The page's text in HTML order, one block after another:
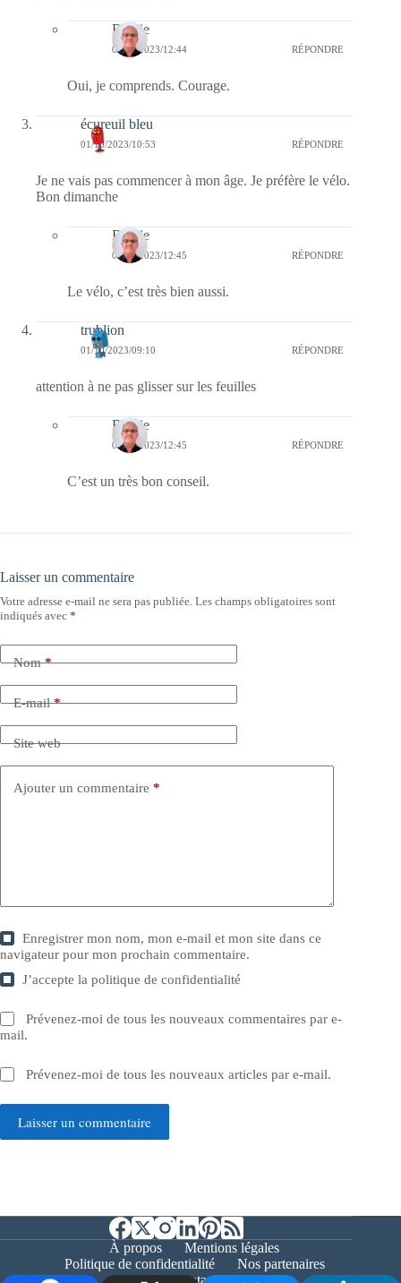
Bernie
01/10/2023/12:44 RÉPONDRE
Oui, je comprends. Courage.
écureuil bleu
01/10/2023/10:53 RÉPONDRE
Je ne vais pas commencer à mon âge. Je préfère le vélo.
Bon dimanche
Bernie
01/10/2023/12:45 RÉPONDRE
Le vélo, c’est très bien aussi.
trublion
01/10/2023/09:10 RÉPONDRE
attention à ne pas glisser sur les feuilles
Bernie
01/10/2023/12:45 RÉPONDRE
C’est un très bon conseil.
Laisser un commentaire
Votre adresse e-mail ne sera pas publiée. Les champs obligatoires sont
indiqués avec *
Nom*
E-mail*
Site web
Ajouter un commentaire *
Enregistrer mon nom, mon e-mail et mon site dans ce
navigateur pour mon prochain commentaire.
J’accepte lapolitique de confidentialité
Prévenez-moi de tous les nouveaux commentaires par e-
mail.
Prévenez-moi de tous les nouveaux articles par e-mail.
Laisser un commentaire
À propos
Mentions légales
Politique de confidentialité
Nos partenaires
Contact